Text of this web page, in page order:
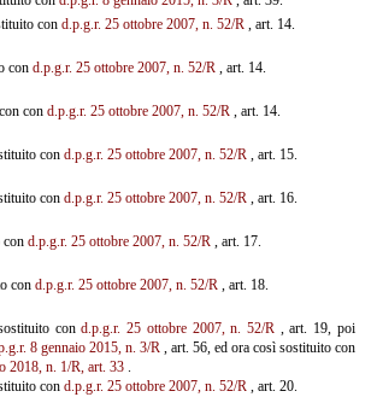
con d.p.g.r. 25 ottobre 2007, n. 52/R, art. 14.
con d.p.g.r. 25 ottobre 2007, n. 52/R, art. 14.
con d.p.g.r. 25 ottobre 2007, n. 52/R, art. 14.
con d.p.g.r. 25 ottobre 2007, n. 52/R, art. 15.
con d.p.g.r. 25 ottobre 2007, n. 52/R, art. 16.
d.p.g.r. 25 ottobre 2007, n. 52/R, art. 17.
con d.p.g.r. 25 ottobre 2007, n. 52/R, art. 18.
cond.p.g.r. 25 ottobre 2007, n. 52/R , art. 19, poi
8 gennaio 2015, n. 3/R, art. 56, ed ora così sostituito con
2018, n. 1/R, art. 33.
con d.p.g.r. 25 ottobre 2007, n. 52/R, art. 20.